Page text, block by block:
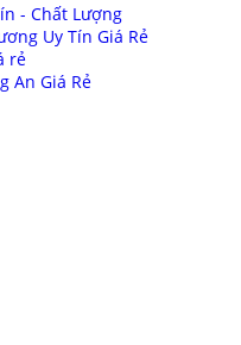
- Chất Lượng
Uy Tín Giá Rẻ
rẻ
An Giá Rẻ